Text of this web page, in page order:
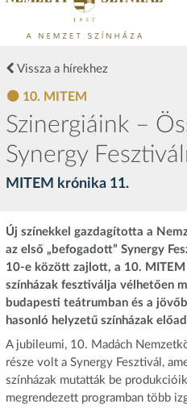
Vissza a hírekhez
10. MITEM
Szinergiáink –
Synergy
MITEM krónika 11.
Új színekkel gazdagította a
az első „befogadott” Synergy
10-e között zajlott, a 10. MITEM
színházak fesztiválja vélhetően
budapesti teátrumban és a
hasonló helyzetű színházak
A jubileumi, 10. Madách
része volt a Synergy Fesztivál,
színházak mutatták be
megrendezett programban több